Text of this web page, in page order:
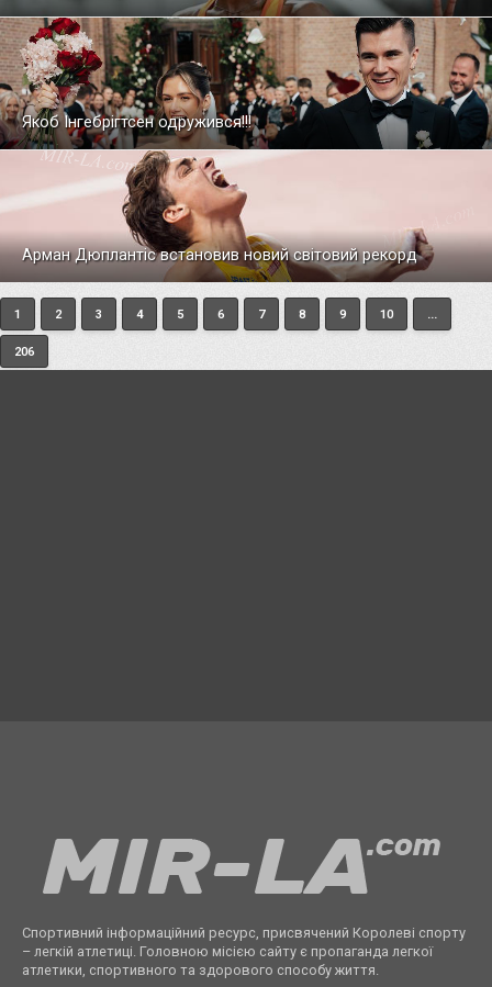
Якоб Інгебрігтсен одружився!!!
Арман Дюплантіс встановив новий світовий рекорд
1 2 3 4 5 6 7 8 9 10 ...
206
Спортивний інформаційний ресурс, присвячений Королеві спорту
– легкій атлетиці. Головною місією сайту є пропаганда легкої
атлетики, спортивного та здорового способу життя.